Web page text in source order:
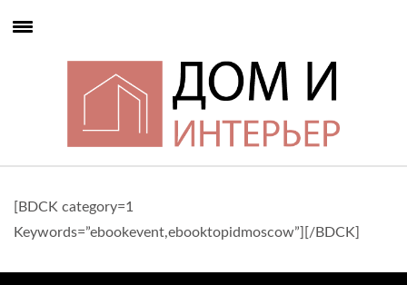
[BDCK category=1
Keywords=”ebookevent,ebooktopidmoscow”][/BDCK]